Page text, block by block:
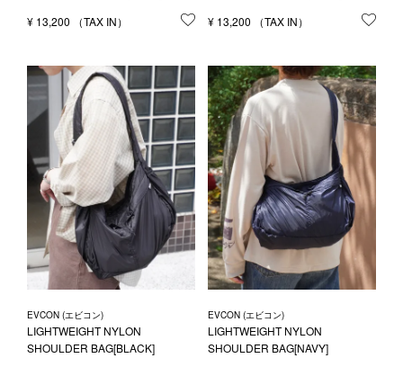
¥ 13,200 お気に入りに登録する
¥ 13,200
EVCON (エビコン)
LIGHTWEIGHT NYLON
SHOULDER BAG[BLACK]
EVCON (エビコン)
LIGHTWEIGHT NYLON
SHOULDER BAG[NAVY]